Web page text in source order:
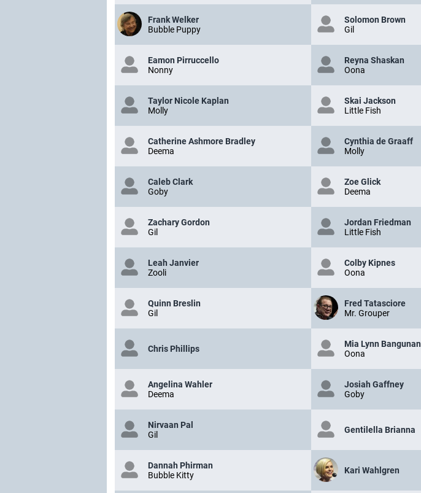
Frank Welker
Bubble Puppy
Solomon Brown
Gil
Eamon Pirruccello
Nonny
Reyna Shaskan
Oona
Taylor Nicole Kaplan
Molly
Skai Jackson
Little Fish
Catherine Ashmore Bradley
Deema
Cynthia de Graaff
Molly
Caleb Clark
Goby
Zoe Glick
Deema
Zachary Gordon
Gil
Jordan Friedman
Little Fish
Leah Janvier
Zooli
Colby Kipnes
Oona
Quinn Breslin
Gil
Fred Tatasciore
Mr. Grouper
Chris Phillips
Mia Lynn Bangunan
Oona
Angelina Wahler
Deema
Josiah Gaffney
Goby
Nirvaan Pal
Gil
Gentilella Brianna
Dannah Phirman
Bubble Kitty
Kari Wahlgren